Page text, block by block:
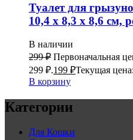
Туалет для
10,4 х 8,3 х 8,6 см,
В наличии
299₽ Первоначальная
299 ₽.199 ₽Текущая
В корзину
Категории
Для Кошки